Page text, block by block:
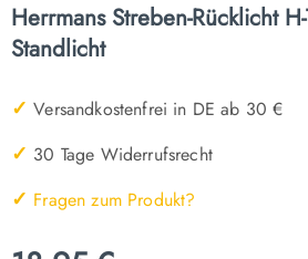
Herrmans Streben-Rücklicht
Standlicht
✓ Versandkostenfrei in DE ab 30 €
✓ 30 Tage Widerrufsrecht
✓ Fragen zum Produkt?